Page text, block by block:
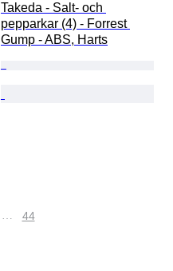
Takeda - Salt- och
pepparkar (4) - Forrest
Gump - ABS, Harts
… 44